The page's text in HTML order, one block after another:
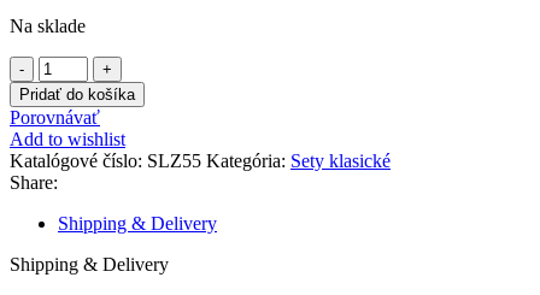
Na sklade
množstvo
Pozlátená
oceľová
sada
retiazky
a
náramka
Slzy
Z35
Pridať do košíka
Porovnávať
Add to wishlist
Katalógové číslo: SLZ55 Kategória: Sety klasické
Share:
Shipping & Delivery
Shipping & Delivery